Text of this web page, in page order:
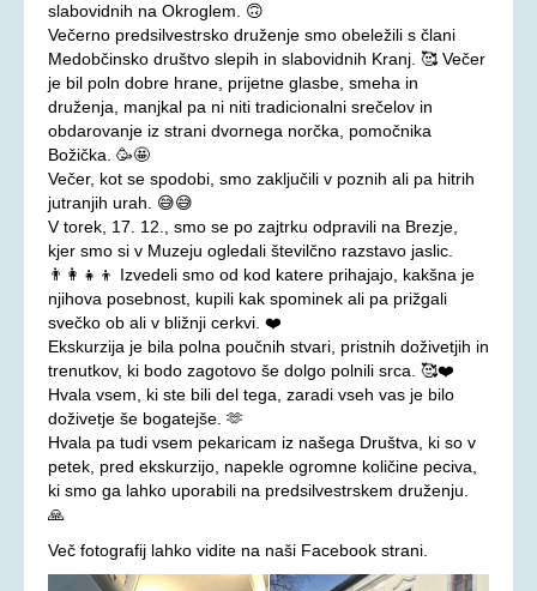
slabovidnih na Okroglem. 🙃
Večerno predsilvestrsko druženje smo obeležili s člani
Medobčinsko društvo slepih in slabovidnih Kranj. 🥰 Večer
je bil poln dobre hrane, prijetne glasbe, smeha in
druženja, manjkal pa ni niti tradicionalni srečelov in
obdarovanje iz strani dvornega norčka, pomočnika
Božička. 🥳🤩
Večer, kot se spodobi, smo zaključili v poznih ali pa hitrih
jutranjih urah. 😅😅
V torek, 17. 12., smo se po zajtrku odpravili na Brezje,
kjer smo si v Muzeju ogledali številčno razstavo jaslic.
👨‍👩‍👧‍👦 Izvedeli smo od kod katere prihajajo, kakšna je
njihova posebnost, kupili kak spominek ali pa prižgali
svečko ob ali v bližnji cerkvi. ❤️
Ekskurzija je bila polna poučnih stvari, pristnih doživetjih in
trenutkov, ki bodo zagotovo še dolgo polnili srca. 🥰❤️
Hvala vsem, ki ste bili del tega, zaradi vseh vas je bilo
doživetje še bogatejše. 🫶
Hvala pa tudi vsem pekaricam iz našega Društva, ki so v
petek, pred ekskurzijo, napekle ogromne količine peciva,
ki smo ga lahko uporabili na predsilvestrskem druženju.
🙏
Več fotografij lahko vidite na naši Facebook strani.